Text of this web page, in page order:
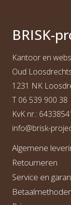
BRISK-
Kantoor en
Oud
1231 NK
T 06 539 900 38
KvK nr.:
info@brisk-
Algemene
Retourneren
Service en